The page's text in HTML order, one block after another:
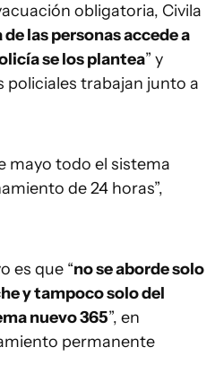
obligatoria, Civila
las personas accede a
se los plantea” y
policiales trabajan junto a
mayo todo el sistema
de 24 horas”,
es que “no se aborde solo
y tampoco solo del
nuevo 365”, en
permanente